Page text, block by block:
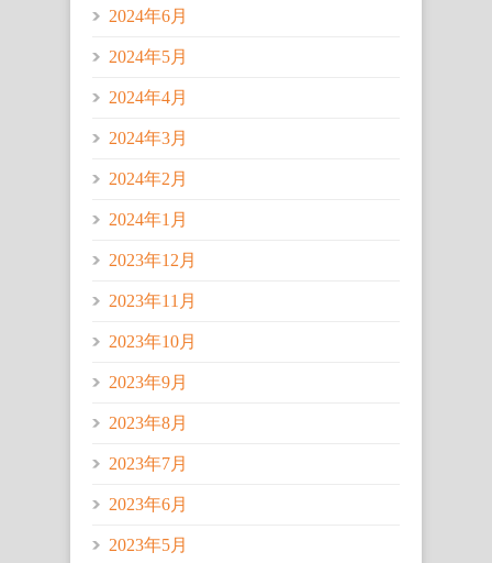
2024年6月
2024年5月
2024年4月
2024年3月
2024年2月
2024年1月
2023年12月
2023年11月
2023年10月
2023年9月
2023年8月
2023年7月
2023年6月
2023年5月